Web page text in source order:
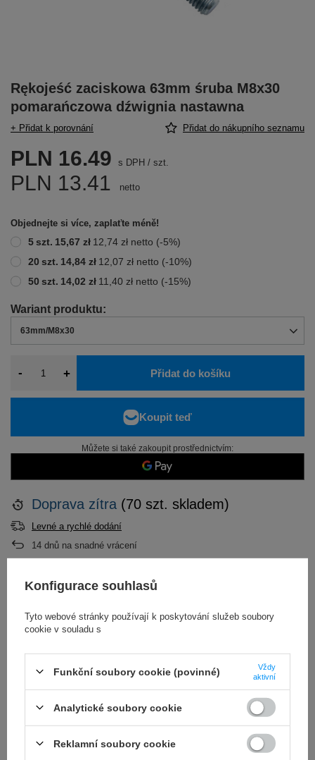
Rękojeść zaciskowa 63mm śruba M8x30
pomarańczowa dźwignia nastawna
+ Přidat k porovnání Přidat do nákupního seznamu
63mm/M8x30
- + Přidat do košíku
Můžete si také zakoupit prostřednictvím:
PLN 16.49 s DPH / szt.
PLN 13.41 netto
Objednejte si více, zaplaťte méně!
5szt. 15,67 zł 12,74 zł netto (-5%)
20 szt. 14,84 zł 12,07 zł netto (-10%)
50 szt. 14,02 zł 11,40 zł netto (-15%)
Doprava zítra (70 szt. skladem)
Levné a rychlé dodání
14 dnů na snadné vrácení
PODROBNOSTI NA
OSTATNIO CIĘ
INTERESOWAŁO
Konfigurace souhlasů
Tyto webové stránky používají k poskytování služeb soubory
cookie v souladu s
Funkční soubory cookie (povinné)
Vždy
aktivní
Analytické soubory cookie
Reklamní soubory cookie